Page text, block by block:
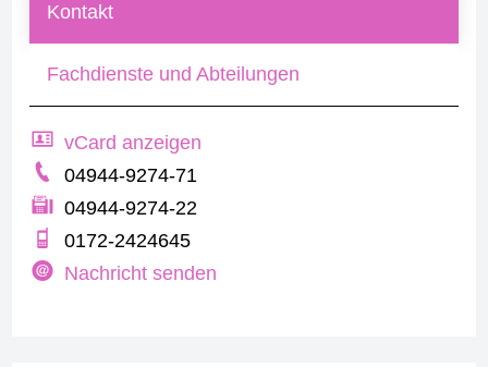
Kontakt
Fachdienste und Abteilungen
vCard anzeigen
04944-9274-71
04944-9274-22
0172-2424645
Nachricht senden